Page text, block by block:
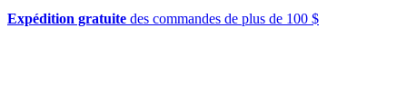
Expédition gratuite des commandes de plus de 100 $